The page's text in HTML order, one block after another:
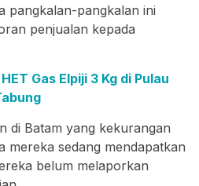
pangkalan-pangkalan ini
penjualan kepada
Gas Elpiji 3 Kg di Pulau
di Batam yang kekurangan
mereka sedang mendapatkan
belum melaporkan